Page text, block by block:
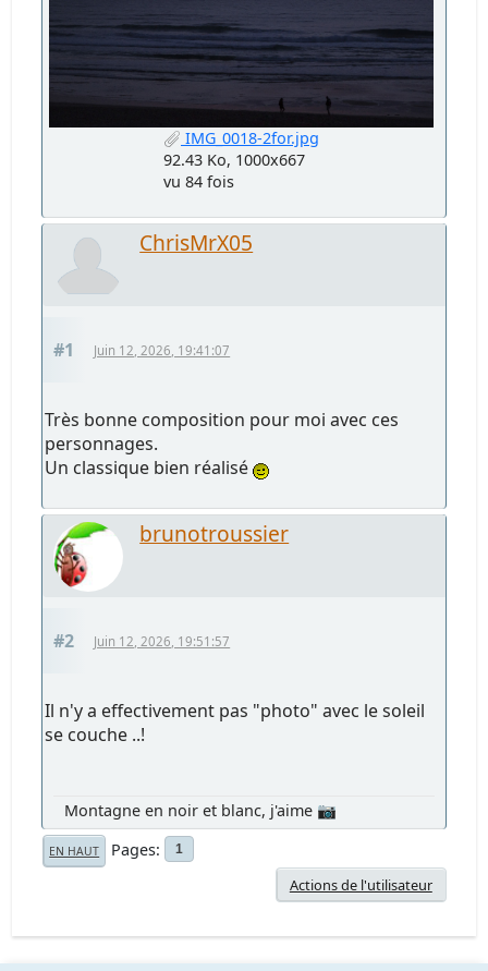
IMG_0018-2for.jpg
92.43 Ko, 1000x667
vu 84 fois
ChrisMrX05
#1 Juin 12, 2026, 19:41:07
Très bonne composition pour moi avec ces
personnages.
Un classique bien réalisé
brunotroussier
#2 Juin 12, 2026, 19:51:57
Il n'y a effectivement pas "photo" avec le soleil
se couche ..!
Montagne en noir et blanc, j'aime 📷
EN HAUT Pages 1
Actions de l'utilisateur